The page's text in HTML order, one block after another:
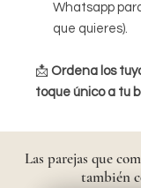
Whatsapp
que quieres).
📩 Ordena los
toque único a tu
Las parejas que
también